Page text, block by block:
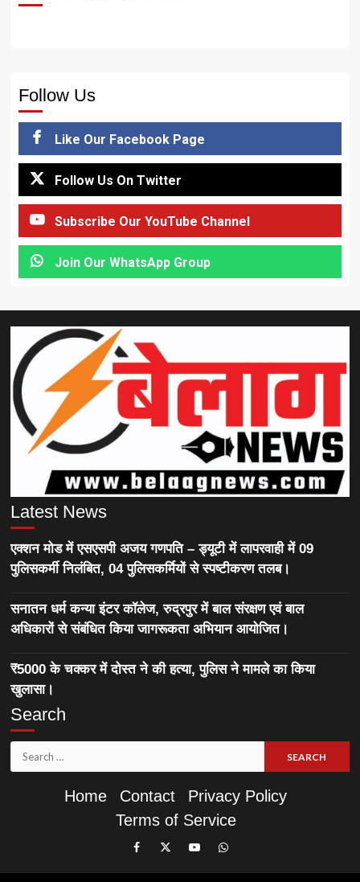
Follow Us
Like Our Facebook Page
Follow Us On Twitter
Subscribe Our YouTube Channel
Join Our WhatsApp Group
Latest News
एक्शन मोड में एसएसपी अजय गणपति – ड्यूटी में लापरवाही में 09
पुलिसकर्मी निलंबित, 04 पुलिसकर्मियों से स्पष्टीकरण तलब।
सनातन धर्म कन्या इंटर कॉलेज, रुद्रपुर में बाल संरक्षण एवं बाल
अधिकारों से संबंधित किया जागरूकता अभियान आयोजित।
₹5000 के चक्कर में दोस्त ने की हत्या, पुलिस ने मामले का किया
खुलासा।
Search
Search
for:
Home
Contact
Privacy Policy
Terms of Service
Like
FollowSubscribe
Join